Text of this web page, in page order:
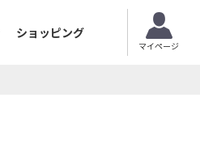
ショッピング
マイページ